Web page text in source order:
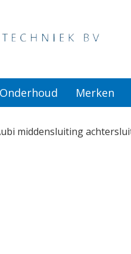
Onderhoud Merken
middensluiting